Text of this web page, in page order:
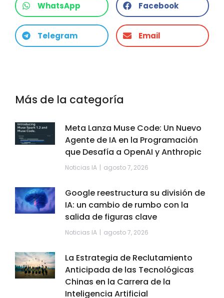
WhatsApp Facebook
Telegram Email
Más de la categoría
Meta Lanza Muse Code: Un Nuevo
Agente de IA en la Programación
que Desafía a OpenAI y Anthropic
Noticias IA agosto 7, 2026
Google reestructura su división de
IA: un cambio de rumbo con la
salida de figuras clave
Noticias IA agosto 7, 2026
La Estrategia de Reclutamiento
Anticipada de las Tecnológicas
Chinas en la Carrera de la
Inteligencia Artificial